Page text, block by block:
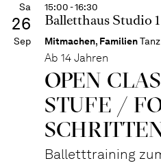
Sa
26
Sep
15:00 - 16:30
Balletthaus Studio 1
Mitmachen, Familien
Ab 14 Jahren
OPEN
STUFE /
Balletttraining